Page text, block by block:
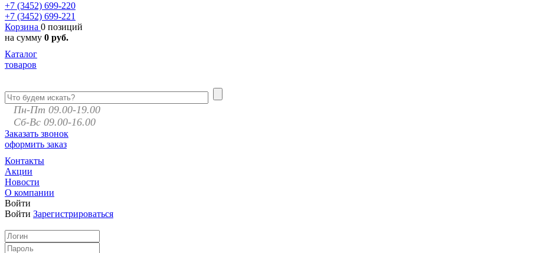
+7 (3452) 699-220
+7 (3452) 699-221
Корзина 0 позиций
на сумму 0 руб.
Каталог
товаров
Пн-Пт 09.00-19.00
Сб-Вс 09.00-16.00
Заказать звонок
оформить заказ
Контакты
Акции
Новости
О компании
Войти
Войти Зарегистрироваться